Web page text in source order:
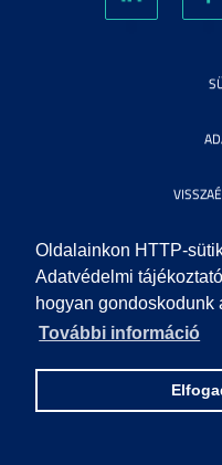
Oldalainkon HTTP-
Adatvédelmi
hogyan gondoskodunk
További információ